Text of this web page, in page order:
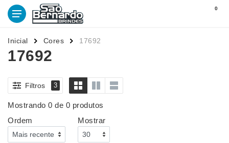
0
Inicial Cores 17692
17692
Filtros 3
Mostrando 0 de 0 produtos
Ordem
Mostrar